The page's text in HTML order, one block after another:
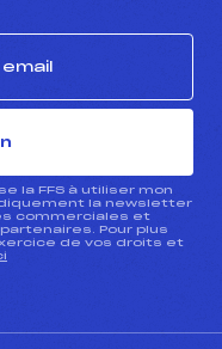
la FFS à utiliser mon
la newsletter
commerciales et
Pour plus
de vos droits et